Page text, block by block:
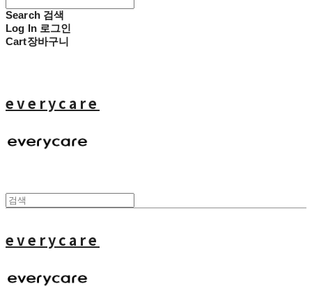
Search 검색
Log In 로그인
Cart장바구니
everycare
everycare